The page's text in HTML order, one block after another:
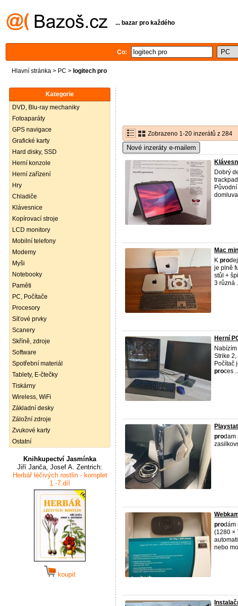
... bazar pro každého
Co:
Hlavní stránka > PC > logitech pro
Kategorie
DVD, Blu-ray mechaniky
Fotoaparáty
GPS navigace
Grafické karty
Hard disky, SSD
Herní konzole
Herní zařízení
Hry
Chladiče
Klávesnice
Kopírovací stroje
LCD monitory
Mobilní telefony
Modemy
Myši
Notebooky
Paměti
PC, Počítače
Procesory
Síťové prvky
Scanery
Skříně, zdroje
Software
Spotřební materiál
Tablety, E-čtečky
Tiskárny
Wireless, WiFi
Základní desky
Záložní zdroje
Zvukové karty
Ostatní
Knihkupectví Jasmínka
Jiří Janča, Josef A. Zentrich:
Herbář léčivých rostlin - komplet
1.-7.díl
koupit
Zobrazeno 1-20 inzerátů z 284
Nové inzeráty e-mailem
Dobrý
Mac
K pro
je plně
stůl +
3 různá
Herní
Nabízím
Strike 2,
Počítač
proces
prodam
prodám
(1280 ×
nebo